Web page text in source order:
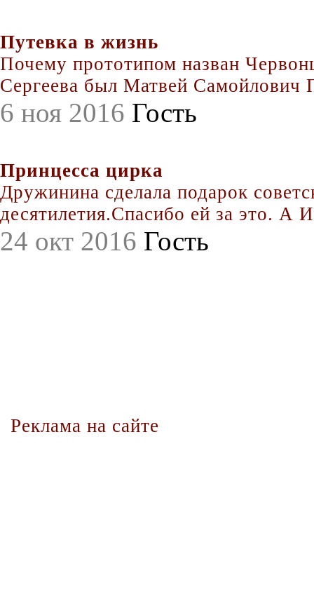
Путевка в жизнь
Почему прототипом назван
Сергеева был Матвей Самойлович
6 ноя 2016 Гость
Принцесса цирка
Дружинина сделала подарок
десятилетия.Спасибо ей за это. А
24 окт 2016 Гость
Реклама на сайте